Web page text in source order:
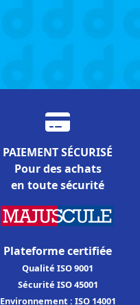
PAIEMENT SÉCURISÉ
Pour des achats
en toute sécurité
Plateforme certifiée
Qualité ISO 9001
Sécurité ISO 45001
Environnement : ISO 14001